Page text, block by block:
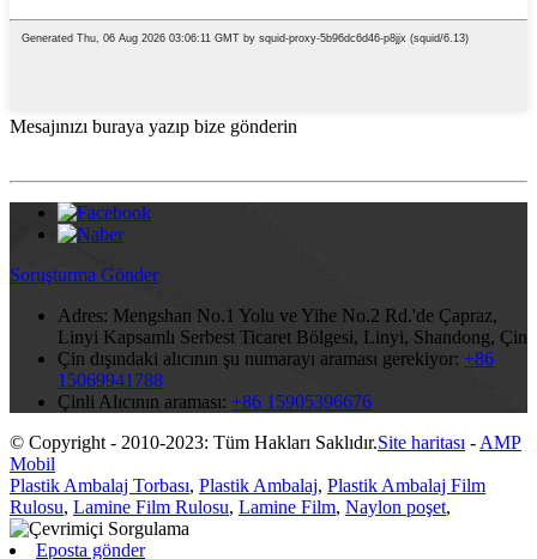
Mesajınızı buraya yazıp bize gönderin
Soruşturma Gönder
Adres: Mengshan No.1 Yolu ve Yihe No.2 Rd.'de Çapraz,
Linyi Kapsamlı Serbest Ticaret Bölgesi, Linyi, Shandong, Çin
Çin dışındaki alıcının şu numarayı araması gerekiyor: +86
15069941788
Çinli Alıcının araması: +86 15905396676
© Copyright - 2010-2023: Tüm Hakları Saklıdır.Site haritası -AMP
Mobil
Plastik Ambalaj Torbası, Plastik Ambalaj, Plastik Ambalaj Film
Rulosu, Lamine Film Rulosu, Lamine Film, Naylon poşet,
Eposta gönder